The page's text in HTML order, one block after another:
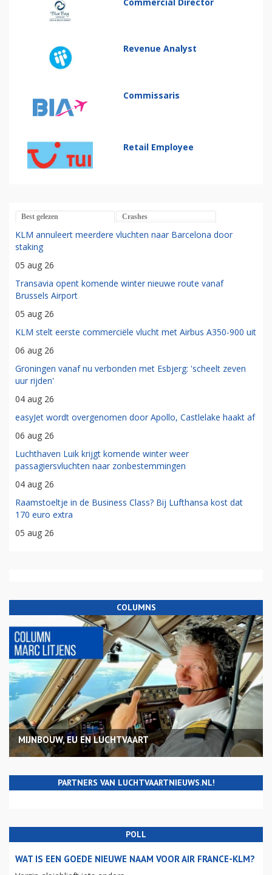
Revenue Analyst
Commissaris
Retail Employee
Best gelezen Crashes
KLM annuleert meerdere vluchten naar Barcelona door
staking
05 aug 26
Transavia opent komende winter nieuwe route vanaf
Brussels Airport
05 aug 26
KLM stelt eerste commerciële vlucht met Airbus A350-900 uit
06 aug 26
Groningen vanaf nu verbonden met Esbjerg: 'scheelt zeven
uur rijden'
04 aug 26
easyJet wordt overgenomen door Apollo, Castlelake haakt af
06 aug 26
Luchthaven Luik krijgt komende winter weer
passagiersvluchten naar zonbestemmingen
04 aug 26
Raamstoeltje in de Business Class? Bij Lufthansa kost dat
170 euro extra
05 aug 26
COLUMNS
MIJNBOUW, EU EN LUCHTVAART
PARTNERS VAN LUCHTVAARTNIEUWS.NL!
POLL
WAT IS EEN GOEDE NIEUWE NAAM VOOR AIR FRANCE-KLM?